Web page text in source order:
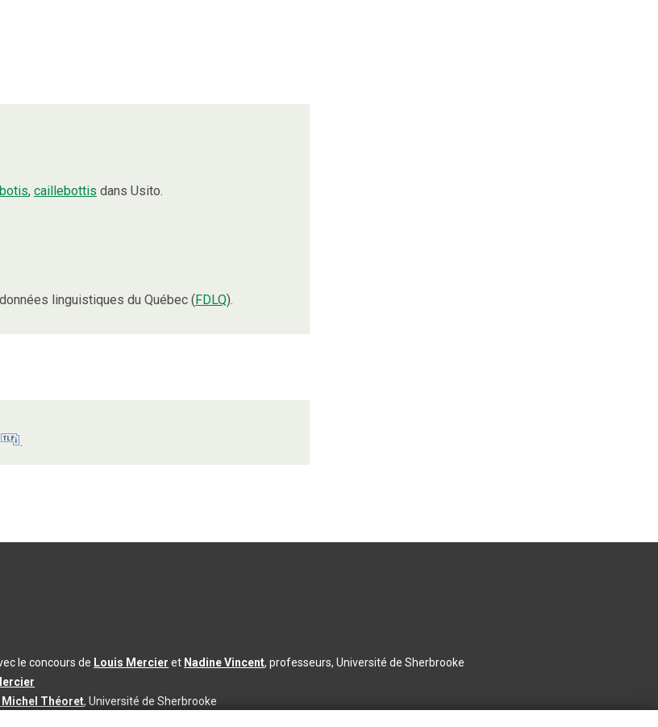
, caillebottis dans Usito.
linguistiques du Québec (FDLQ).
.
le concours de Louis Mercier et Nadine Vincent, professeurs, Université de Sherbrooke
Michel Théoret, Université de Sherbrooke